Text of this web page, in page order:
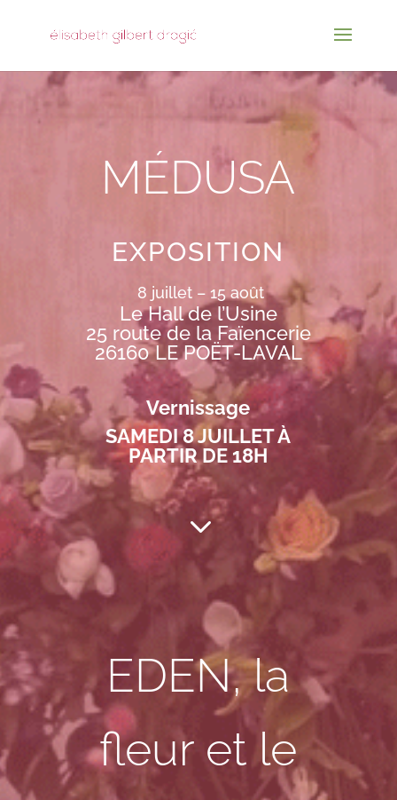
MÉDUSA
EXPOSITION
8 juillet – 15 août
Le Hall de l’Usine
25 route de la Faïencerie
26160 LE POËT-LAVAL
Vernissage
SAMEDI 8 JUILLET À
PARTIR DE 18H
3
EDEN, la
fleur et le